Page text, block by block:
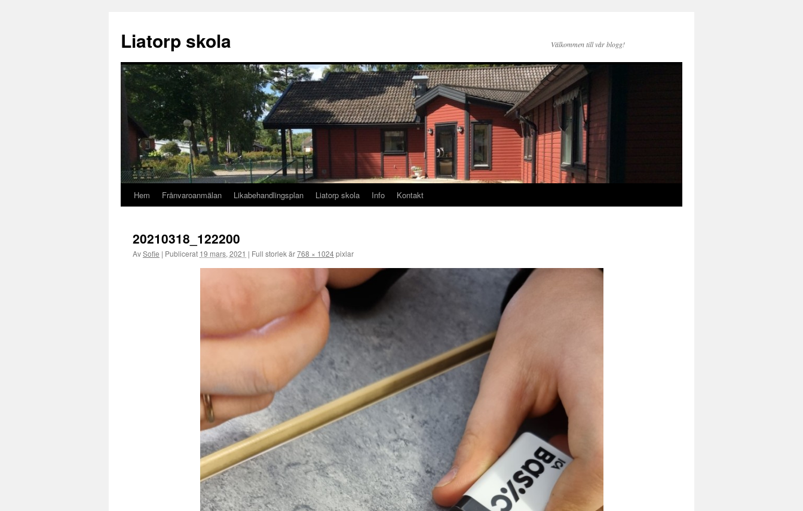
Liatorp skola Välkommen till vår blogg!
Hoppa
innehåll
Hem Frånvaroanmälan Likabehandlingsplan Liatorp skola Info Kontakt
20210318_122200
AvSofie | Publicerat 19 mars, 2021 | Full storlek är768 × 1024pixlar